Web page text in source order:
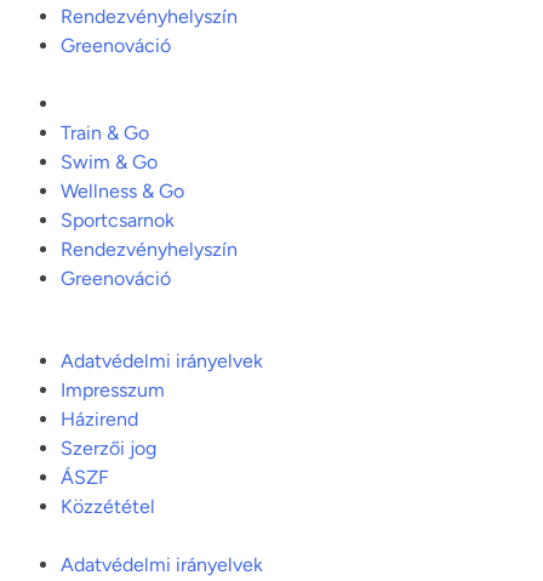
Rendezvényhelyszín
Greenováció
Train & Go
Swim & Go
Wellness & Go
Sportcsarnok
Rendezvényhelyszín
Greenováció
Adatvédelmi irányelvek
Impresszum
Házirend
Szerzői jog
ÁSZF
Közzététel
Adatvédelmi irányelvek